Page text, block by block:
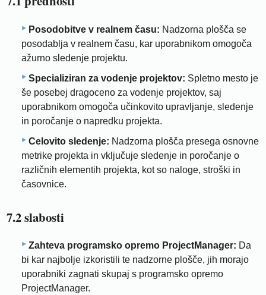
Posodobitve v realnem času: Nadzorna plošča se
posodablja v realnem času, kar uporabnikom omogoča
ažurno sledenje projektu.
Specializiran za vodenje projektov: Spletno mesto je
še posebej dragoceno za vodenje projektov, saj
uporabnikom omogoča učinkovito upravljanje, sledenje
in poročanje o napredku projekta.
Celovito sledenje: Nadzorna plošča presega osnovne
metrike projekta in vključuje sledenje in poročanje o
različnih elementih projekta, kot so naloge, stroški in
časovnice.
7.2 slabosti
Zahteva programsko opremo ProjectManager: Da
bi kar najbolje izkoristili te nadzorne plošče, jih morajo
uporabniki zagnati skupaj s programsko opremo
ProjectManager.